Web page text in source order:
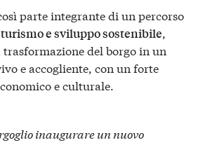
parte integrante di un percorso
e sviluppo sostenibile,
del borgo in un
e accogliente, con un forte
e culturale.
inaugurare un nuovo